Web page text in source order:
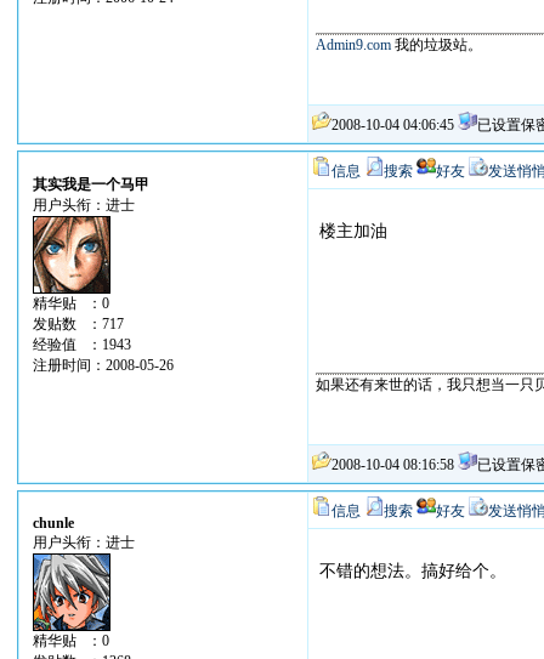
Admin9.com我的垃圾站。
2008-10-04 04:06:45 已设置保
其实我是一个马甲
用户头衔：进士
精华贴 ：0
发贴数 ：717
经验值 ：1943
注册时间：2008-05-26
信息 搜索 好友 发送悄
楼主加油
如果还有来世的话，我只想当一只
2008-10-04 08:16:58 已设置保
chunle
用户头衔：进士
精华贴 ：0
信息 搜索 好友 发送悄
不错的想法。搞好给个。